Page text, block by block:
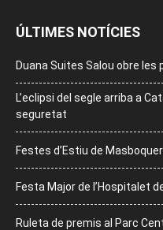
ÚLTIMES NOTÍCIES
Duana Suites Salou obre les
L’eclipsi del segle arriba a
seguretat
Festes d’Estiu de
Festa Major de l’Hospitalet
Ruleta de premis al Parc